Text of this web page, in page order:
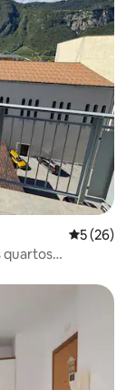
5 de uma
5 (26)
quartos